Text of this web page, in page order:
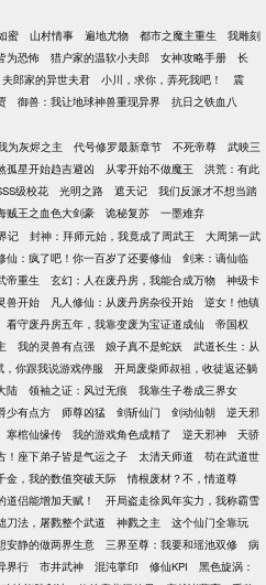
蜜 山村情事 遍地尤物 都市之魔主重生
我雕刻
为恐怖 猎户家的温软小夫郎 女神攻略手册
长
夫郎家的异世夫君 小川，求你，弄死我吧！
震
御兽：我让地球神兽重现异界
抗日之铁血八
为灰烬之主 代号修罗最新章节 不死帝尊
武映三
孤星开始趋吉避凶 从零开始不做魔王
洪荒：有此
级校花 光明之路 遮天记
我们反派才不想当踏
贼王之血色大剑豪 诡秘复苏 一墨难弃
记 封神：拜师元始，我竟成了周武王
大周第一武
仙：疯了吧！你一百岁了还要修仙
剑来：谪仙临
帝重生 玄幻：人在废丹房，我能合成万物
神级卡
兽开始 凡人修仙：从废丹房杂役开始
逆女！他镇
看守废丹房五年，我靠变废为宝证道成仙
帝国权
我的灵兽有点强 娘子真不是蛇妖
武道长生：从
，你跟我说游戏停服
开局废柴师叔祖，收徒返还躺
陆 领袖之证：风过无痕
我靠生子卷成三界女
少有点方 师尊凶猛 剑斩仙门 剑动仙朝
逆天邪
寒棺仙缘传 我的游戏角色成精了 逆天邪神
天骄
！座下弟子皆是气运之子 太清天师道
苟在武道世
金，我的数值突破天际
情根废材？不，情道尊
道侣能增加天赋！
开局盗走徐凤年实力，我称霸雪
刀法，屠戮整个武道 神戮之主
这个仙门全靠玩
安静的做两界生意 三界至尊：我要和瑶池双修
病
界行 市井武神 混沌掌印 修仙KPI
黑色旋涡：